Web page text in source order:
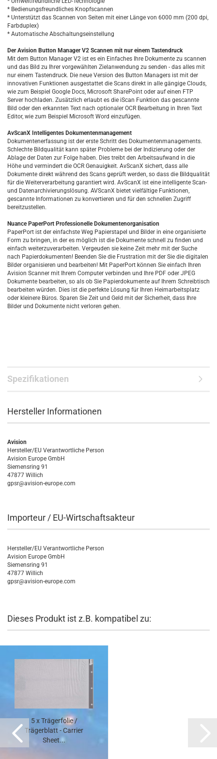
* Bedienungsfreundliches Knopfscannen
* Unterstützt das Scannen von Seiten mit einer Länge von 6000 mm (200 dpi,
Farbduplex)
* Automatische Abschaltungseinstellung
Der Avision Button Manager V2 Scannen mit nur einem Tastendruck
Mit dem Button Manager V2 ist es ein Einfaches Ihre Dokumente zu scannen
und das Bild zu Ihrer vorgewählten Zielanwendung zu senden - das alles mit
nur einem Tastendruck. Die neue Version des Button Managers ist mit der
innovativen Funktionen ausgestattet die Scans direkt in alle gängige Clouds,
wie zum Beispiel Google Docs, Microsoft SharePoint oder auf einen FTP
Server hochladen. Zusätzlich erlaubt es die iScan Funktion das gescannte
Bild oder den erkannten Text nach optionaler OCR Bearbeitung in Ihren Text
Editor, wie zum Beispiel Microsoft Word einzufügen.
AvScanX Intelligentes Dokumentenmanagement
Dokumentenerfassung ist der erste Schritt des Dokumentenmanagements.
Schlechte Bildqualität kann später Probleme bei der Indizierung oder der
Ablage der Daten zur Folge haben. Dies treibt den Arbeitsaufwand in die
Höhe und vermindert die OCR Genauigkeit. AvScanX sichert, dass alle
Dokumente direkt während des Scans geprüft werden, so dass die Bildqualität
für die Weiterverarbeitung garantiert wird. AvScanX ist eine intelligente Scan-
und Datenarchivierungslösung. AVScanX bietet vielfältige Funktionen,
gescannte Informationen zu konvertieren und für den schnellen Zugriff
bereitzustellen.
Nuance PaperPort Professionelle Dokumentenorganisation
PaperPort ist der einfachste Weg Papierstapel und Bilder in eine organisierte
Form zu bringen, in der es möglich ist die Dokumente schnell zu finden und
einfach weiterzuverarbeiten. Vergeuden sie keine Zeit mehr mit der Suche
nach Papierdokumenten! Beenden Sie die Frustration mit der Sie die digitalen
Bilder organisieren und bearbeiten! Mit PaperPort können Sie einfach Ihren
Avision Scanner mit Ihrem Computer verbinden und Ihre PDF oder JPEG
Dokumente bearbeiten, so als ob Sie Papierdokumente auf Ihrem Schreibtisch
bearbeiten würden. Dies ist die perfekte Lösung für Ihren Heimarbeitsplatz
oder kleinere Büros. Sparen Sie Zeit und Geld mit der Sicherheit, dass Ihre
Bilder und Dokumente nicht verloren gehen.
Spezifikationen
Hersteller Informationen
Avision
Hersteller/EU Verantwortliche Person
Avision Europe GmbH
Siemensring 91
47877 Willich
gpsr@avision-europe.com
Importeur / EU-Wirtschaftsakteur
Hersteller/EU Verantwortliche Person
Avision Europe GmbH
Siemensring 91
47877 Willich
gpsr@avision-europe.com
Dieses Produkt ist z.B. kompatibel zu:
5 x Trägerfolie /
Trägerblatt - Carrier
Sheet...